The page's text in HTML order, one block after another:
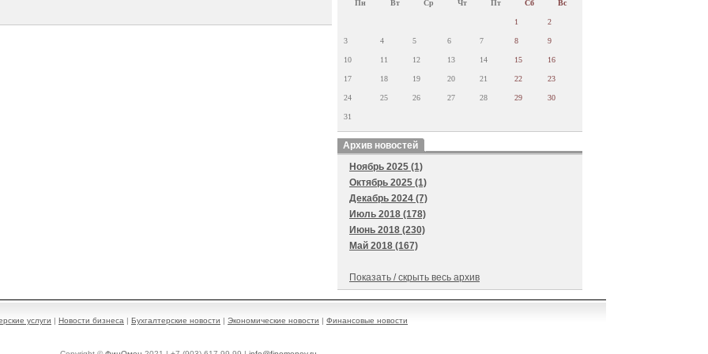
Пн Вт Ср Чт Пт Сб Вс
1 2
3 4 5 6 7 8 9
10 11 12 13 14 15 16
17 18 19 20 21 22 23
24 25 26 27 28 29 30
31
Архив новостей
Ноябрь 2025 (1)
Октябрь 2025 (1)
Декабрь 2024 (7)
Июль 2018 (178)
Июнь 2018 (230)
Май 2018 (167)
Показать / скрыть весь архив
услуги | Новости бизнеса | Бухгалтерские новости | Экономические новости | Финансовые новости